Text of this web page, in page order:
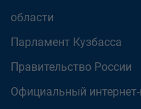
области
Парламент Кузбасса
Правительство России
Официальный